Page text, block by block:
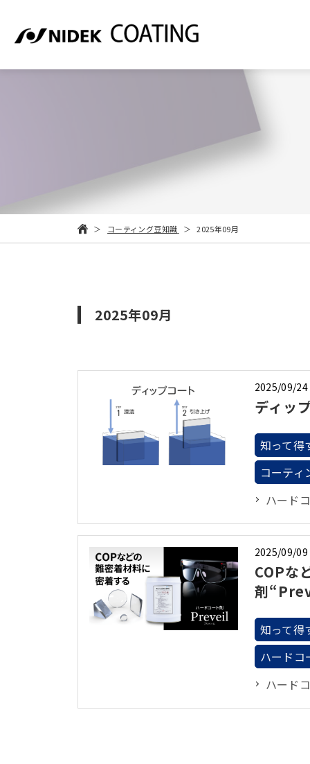
コーティング豆知識 2025年09月
2025年09月
2025/09/24
ディッ
知って得
コーティ
ハード
2025/09/09
COPな
剤
知って得
ハードコ
ハード